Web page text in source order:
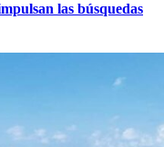
las búsquedas